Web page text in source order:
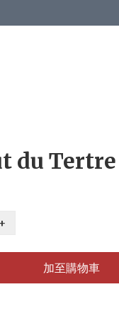
du Tertre
+
加至購物車